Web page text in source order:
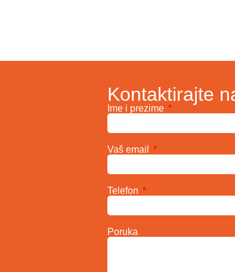
Kontaktirajte
Ime i prezime
Vaš email
Telefon
Poruka